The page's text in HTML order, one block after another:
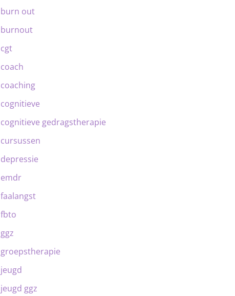
burn out
burnout
cgt
coach
coaching
cognitieve
cognitieve gedragstherapie
cursussen
depressie
emdr
faalangst
fbto
ggz
groepstherapie
jeugd
jeugd ggz